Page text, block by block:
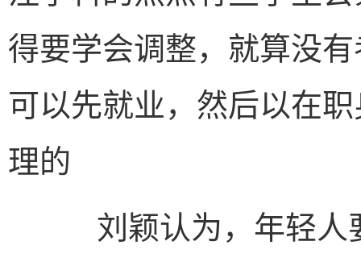
得要学会调整，就算没
可以先就业，然后以在
理的
刘颖认为，年轻人